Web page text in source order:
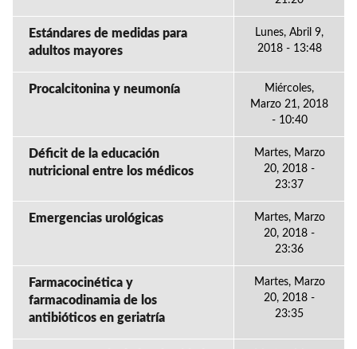
Estándares de medidas para
adultos mayores
Lunes, Abril 9,
2018 - 13:48
Procalcitonina y neumonía
Miércoles,
Marzo 21, 2018
- 10:40
Déficit de la educación
nutricional entre los médicos
Martes, Marzo
20, 2018 -
23:37
Emergencias urológicas
Martes, Marzo
20, 2018 -
23:36
Farmacocinética y
farmacodinamia de los
antibióticos en geriatría
Martes, Marzo
20, 2018 -
23:35